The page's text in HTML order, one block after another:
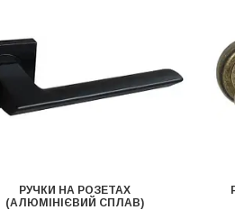
РУЧКИ НА РОЗЕТАХ
(АЛЮМІНІЄВИЙ СПЛАВ)